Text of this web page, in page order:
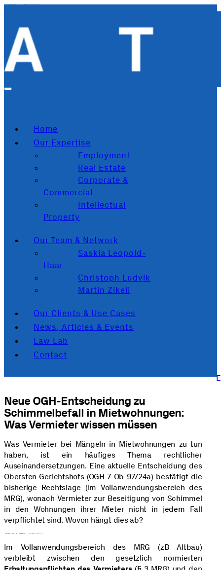
Home
Our Expertise
Employment
Real Estate
Corporate &
Commercial
Intellectual
Property
Our Team & Network
Saskia Leopold-
Haar
Christoph Ludvik
Martin Zikeli
Our Clients & Use Cases
News, Articles & Events
Law Lab
Contact
Neue OGH-Entscheidung zu
Schimmelbefall in Mietwohnungen:
Was Vermieter wissen müssen
Was Vermieter bei Mängeln in Mietwohnungen zu tun
haben, ist ein häufiges Thema rechtlicher
Auseinandersetzungen. Eine aktuelle Entscheidung des
Obersten Gerichtshofs (OGH 7 Ob 97/24a) bestätigt die
bisherige Rechtslage (im Vollanwendungsbereich des
MRG), wonach Vermieter zur Beseitigung von Schimmel
in den Wohnungen ihrer Mieter nicht in jedem Fall
verpflichtet sind. Wovon hängt dies ab?
Im Vollanwendungsbereich des MRG (zB Altbau)
verbleibt zwischen den gesetzlich normierten